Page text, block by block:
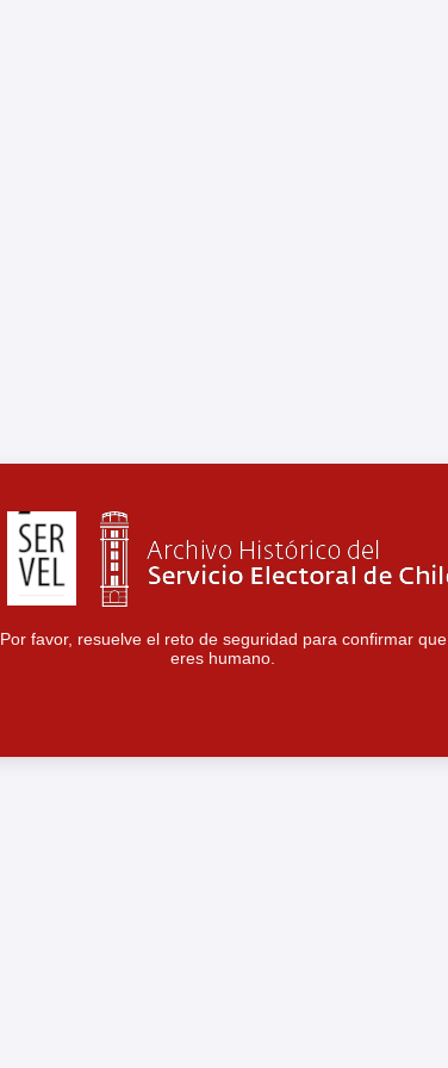
Por favor, resuelve el reto de seguridad para confirmar que
eres humano.